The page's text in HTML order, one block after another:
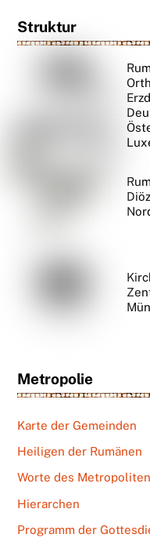
Struktur
Metropolie
Karte der Gemeinden
Heiligen der Rumänen
Worte des Metropoliten
Hierarchen
Programm der